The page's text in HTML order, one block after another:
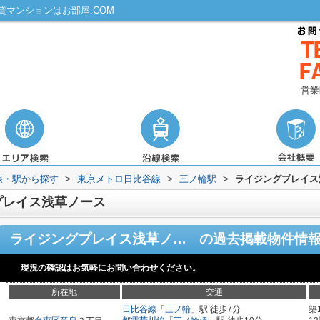
マンションはお部屋.COM
営
・駅から探す > 東京メトロ日比谷線 > 三ノ輪駅 > ライジングプレイ
イス浅草ノース
ライジングプレイス浅草ノース の過去掲載物件情
現況の確認はお気軽にお問い合わせください。
所在地 交通
日比谷線 「 三ノ輪 」駅 徒歩7分
築